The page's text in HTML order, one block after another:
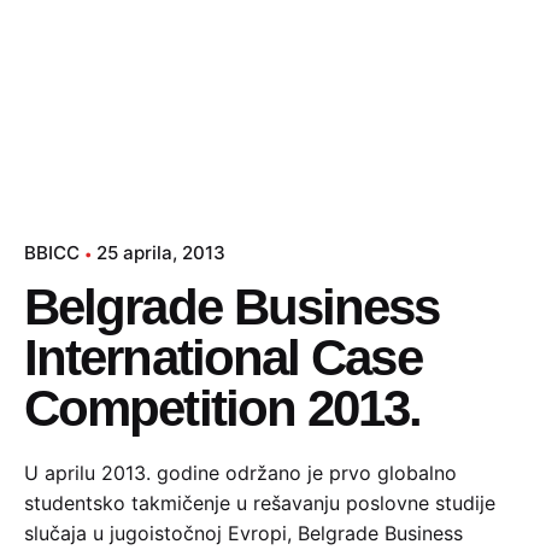
BBICC 25 aprila, 2013
Belgrade Business
International Case
Competition 2013.
U aprilu 2013. godine održano je prvo globalno
studentsko takmičenje u rešavanju poslovne studije
slučaja u jugoistočnoj Evropi, Belgrade Business